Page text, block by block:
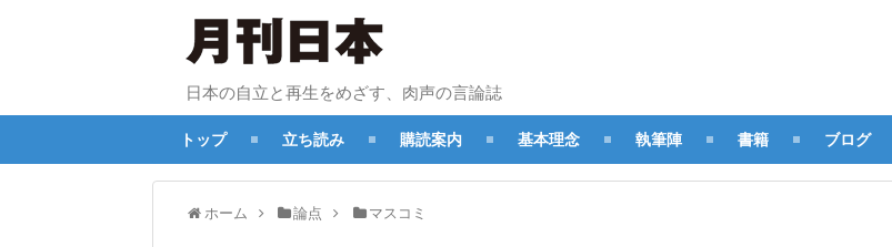
日本の自立と再生をめざす、肉声の言論誌
トップ 立ち読み 購読案内 基本理念 執筆陣 書籍 ブログ
ホーム 論点 マスコミ